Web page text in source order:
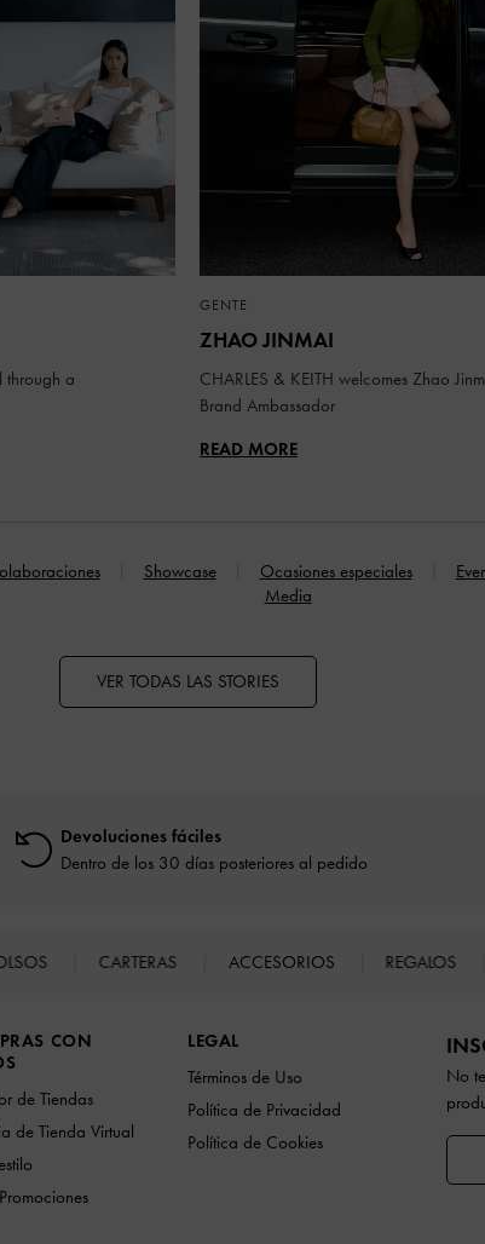
through a
GENTE
ZHAO JINMAI
CHARLES & KEITH welcomes Zhao
Brand Ambassador
READ MORE
Showcase Ocasiones especiales
Media
VER TODAS LAS STORIES
Devoluciones fáciles
Dentro de los 30 días posteriores al pedido
CARTERAS ACCESORIOS REGALOS
CON
de Tiendas
de Tienda Virtual
LEGAL
Términos de Uso
Política de Privacidad
Política de Cookies
No